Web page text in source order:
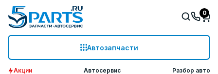
Автозапчасти
0
Акции Автосервис Разбор авто